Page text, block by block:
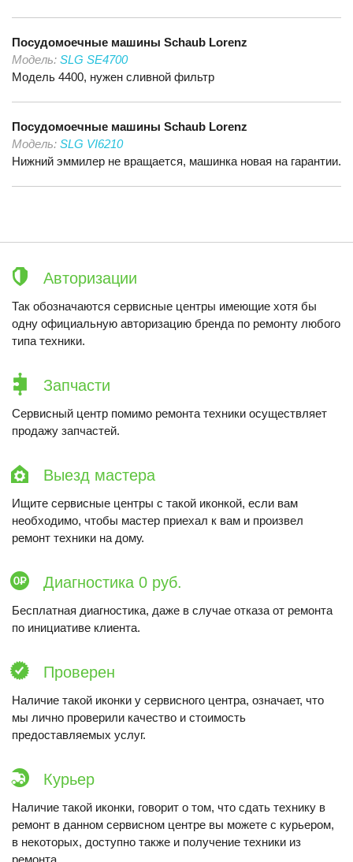
Посудомоечные машины Schaub Lorenz
Модель: SLG SE4700
Модель 4400, нужен сливной фильтр
Посудомоечные машины Schaub Lorenz
Модель: SLG VI6210
Нижний эммилер не вращается, машинка новая на гарантии.
Авторизации
Так обозначаются сервисные центры имеющие хотя бы
одну официальную авторизацию бренда по ремонту любого
типа техники.
Запчасти
Сервисный центр помимо ремонта техники осуществляет
продажу запчастей.
Выезд мастера
Ищите сервисные центры с такой иконкой, если вам
необходимо, чтобы мастер приехал к вам и произвел
ремонт техники на дому.
Диагностика 0 руб.
Бесплатная диагностика, даже в случае отказа от ремонта
по инициативе клиента.
Проверен
Наличие такой иконки у сервисного центра, означает, что
мы лично проверили качество и стоимость
предоставляемых услуг.
Курьер
Наличие такой иконки, говорит о том, что сдать технику в
ремонт в данном сервисном центре вы можете с курьером,
в некоторых, доступно также и получение техники из
ремонта.